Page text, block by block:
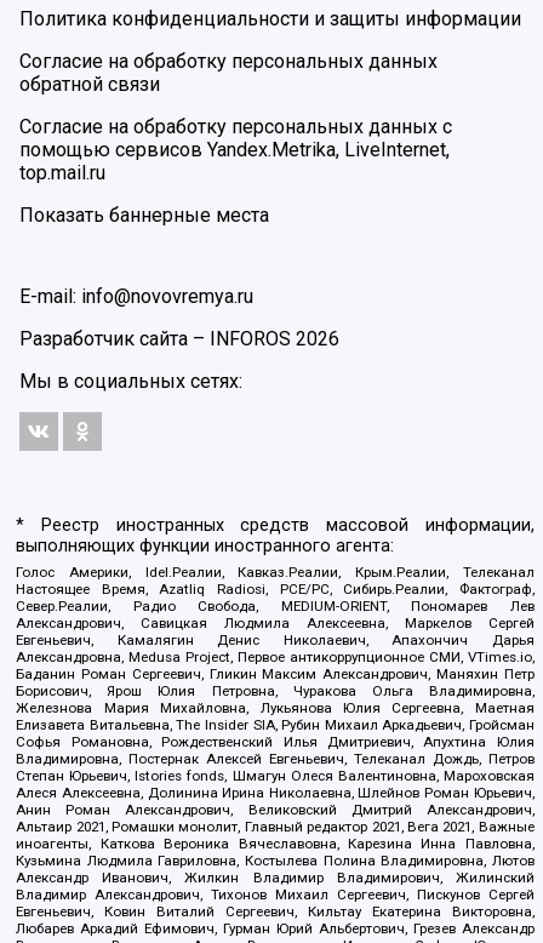
Политика конфиденциальности и защиты информации
Согласие на обработку персональных данных
обратной связи
Согласие на обработку персональных данных с
помощью сервисов Yandex.Metrika, LiveInternet,
top.mail.ru
Показать баннерные места
E-mail: info@novovremya.ru
Разработчик сайта – INFOROS 2026
Мы в социальных сетях:
* Реестр иностранных средств массовой информации,
выполняющих функции иностранного агента:
Голос Америки, Idel.Реалии, Кавказ.Реалии, Крым.Реалии, Телеканал
Настоящее Время, Azatliq Radiosi, PCE/PC, Сибирь.Реалии, Фактограф,
Север.Реалии, Радио Свобода, MEDIUM-ORIENT, Пономарев Лев
Александрович, Савицкая Людмила Алексеевна, Маркелов Сергей
Евгеньевич, Камалягин Денис Николаевич, Апахончич Дарья
Александровна, Medusa Project, Первое антикоррупционное СМИ, VTimes.io,
Баданин Роман Сергеевич, Гликин Максим Александрович, Маняхин Петр
Борисович, Ярош Юлия Петровна, Чуракова Ольга Владимировна,
Железнова Мария Михайловна, Лукьянова Юлия Сергеевна, Маетная
Елизавета Витальевна, The Insider SIA, Рубин Михаил Аркадьевич, Гройсман
Софья Романовна, Рождественский Илья Дмитриевич, Апухтина Юлия
Владимировна, Постернак Алексей Евгеньевич, Телеканал Дождь, Петров
Степан Юрьевич, Istories fonds, Шмагун Олеся Валентиновна, Мароховская
Алеся Алексеевна, Долинина Ирина Николаевна, Шлейнов Роман Юрьевич,
Анин Роман Александрович, Великовский Дмитрий Александрович,
Альтаир 2021, Ромашки монолит, Главный редактор 2021, Вега 2021, Важные
иноагенты, Каткова Вероника Вячеславовна, Карезина Инна Павловна,
Кузьмина Людмила Гавриловна, Костылева Полина Владимировна, Лютов
Александр Иванович, Жилкин Владимир Владимирович, Жилинский
Владимир Александрович, Тихонов Михаил Сергеевич, Пискунов Сергей
Евгеньевич, Ковин Виталий Сергеевич, Кильтау Екатерина Викторовна,
Любарев Аркадий Ефимович, Гурман Юрий Альбертович, Грезев Александр